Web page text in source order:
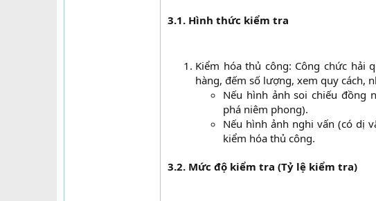
3.1. Hình thức kiểm tra
Kiểm hóa thủ công: Công chức hải
hàng, đếm số lượng, xem quy cách,
Nếu hình ảnh soi chiếu đồng
phá niêm phong).​
Nếu hình ảnh nghi vấn (có dị
kiểm hóa thủ công.​
3.2. Mức độ kiểm tra (Tỷ lệ kiểm tra)